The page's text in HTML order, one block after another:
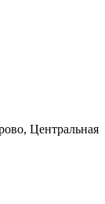
Центральная